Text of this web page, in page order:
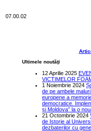
07.00.02
Ultimele noutăţi
12 Aprilie 2025
VICTIMELOR
1 Noiembrie 2024
de pe ambele
europene a
democratice.
și Moldova” la o
21 Octombrie 2024
de Istorie al
dezbaterilor cu